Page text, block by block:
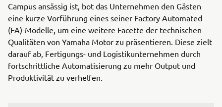
Campus ansässig ist, bot das Unternehmen den Gästen
eine kurze Vorführung eines seiner Factory Automated
(FA)-Modelle, um eine weitere Facette der technischen
Qualitäten von Yamaha Motor zu präsentieren. Diese zielt
darauf ab, Fertigungs- und Logistikunternehmen durch
fortschrittliche Automatisierung zu mehr Output und
Produktivität zu verhelfen.